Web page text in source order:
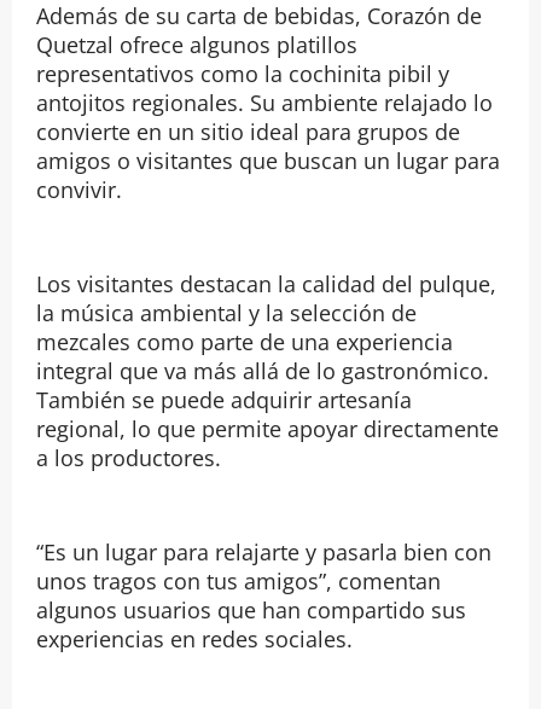
Además de su carta de bebidas, Corazón de
Quetzal ofrece algunos platillos
representativos como la cochinita pibil y
antojitos regionales. Su ambiente relajado lo
convierte en un sitio ideal para grupos de
amigos o visitantes que buscan un lugar para
convivir.
Los visitantes destacan la calidad del pulque,
la música ambiental y la selección de
mezcales como parte de una experiencia
integral que va más allá de lo gastronómico.
También se puede adquirir artesanía
regional, lo que permite apoyar directamente
a los productores.
“Es un lugar para relajarte y pasarla bien con
unos tragos con tus amigos”, comentan
algunos usuarios que han compartido sus
experiencias en redes sociales.